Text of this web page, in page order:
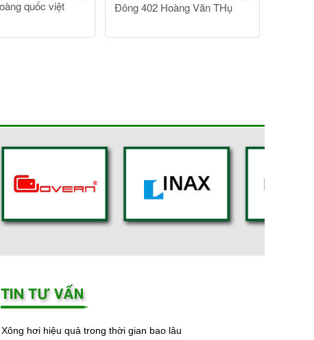
Xông hơi hiệu quả trong thời gian bao lâu